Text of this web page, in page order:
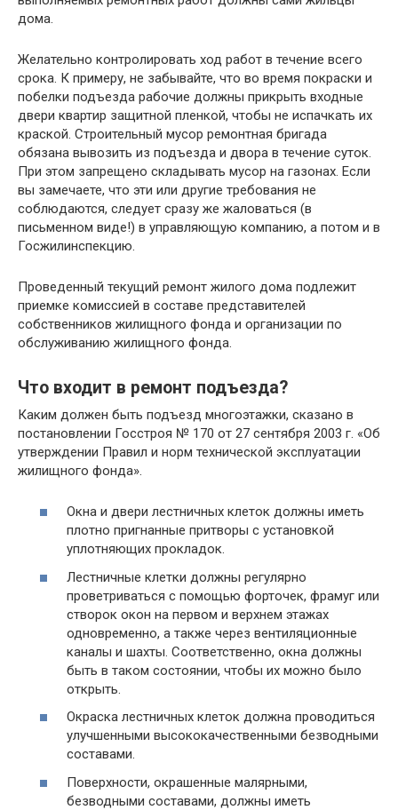
дома.
Желательно контролировать ход работ в течение всего
срока. К примеру, не забывайте, что во время покраски и
побелки подъезда рабочие должны прикрыть входные
двери квартир защитной пленкой, чтобы не испачкать их
краской. Строительный мусор ремонтная бригада
обязана вывозить из подъезда и двора в течение суток.
При этом запрещено складывать мусор на газонах. Если
вы замечаете, что эти или другие требования не
соблюдаются, следует сразу же жаловаться (в
письменном виде!) в управляющую компанию, а потом и в
Госжилинспекцию.
Проведенный текущий ремонт жилого дома подлежит
приемке комиссией в составе представителей
собственников жилищного фонда и организации по
обслуживанию жилищного фонда.
Что входит в ремонт подъезда?
Каким должен быть подъезд многоэтажки, сказано в
постановлении Госстроя № 170 от 27 сентября 2003 г. «Об
утверждении Правил и норм технической эксплуатации
жилищного фонда».
Окна и двери лестничных клеток должны иметь
плотно пригнанные притворы с установкой
уплотняющих прокладок.
Лестничные клетки должны регулярно
проветриваться с помощью форточек, фрамуг или
створок окон на первом и верхнем этажах
одновременно, а также через вентиляционные
каналы и шахты. Соответственно, окна должны
быть в таком состоянии, чтобы их можно было
открыть.
Окраска лестничных клеток должна проводиться
улучшенными высококачественными безводными
составами.
Поверхности, окрашенные малярными,
безводными составами, должны иметь